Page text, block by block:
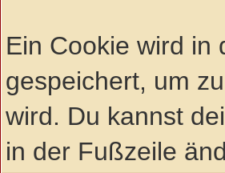
Ein Cookie wird in
gespeichert, um
wird. Du kannst
in der Fußzeile